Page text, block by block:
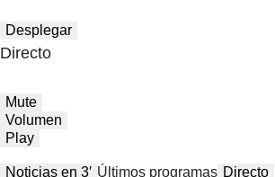
Desplegar
Directo
Mute
Volumen
Play
Noticias en 3′ Últimos programas Directo